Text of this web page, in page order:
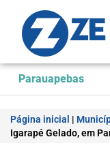
Parauapebas
Página inicial |
Igarapé Gelado, em